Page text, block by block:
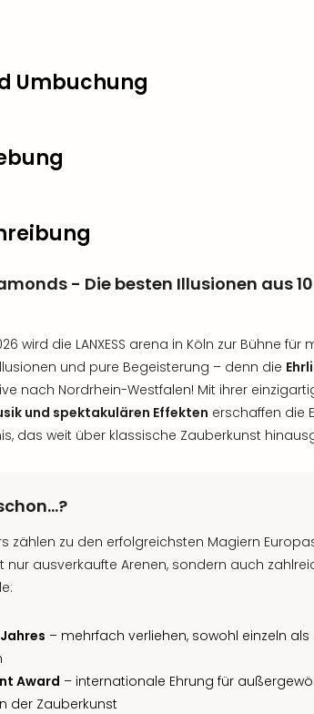
Umbuchung
- Die besten Illusionen aus
wird die LANXESS arena in Köln zur Bühne für
und pure Begeisterung – denn die
nach Nordrhein-Westfalen! Mit ihrer
und spektakulären Effekten erschaffen die
das weit über klassische Zauberkunst
zählen zu den erfolgreichsten Magiern
nur ausverkaufte Arenen, sondern auch
– mehrfach verliehen, sowohl einzeln
Award – internationale Ehrung für
der Zauberkunst